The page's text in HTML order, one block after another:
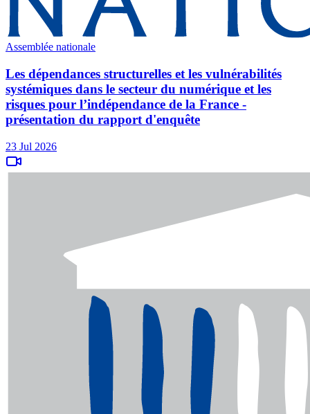
Assemblée nationale
Les dépendances structurelles et les vulnérabilités
systémiques dans le secteur du numérique et les
risques pour l’indépendance de la France -
présentation du rapport d'enquête
23 Jul 2026